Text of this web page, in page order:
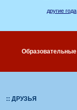
другие года
:: ДРУЗЬЯ